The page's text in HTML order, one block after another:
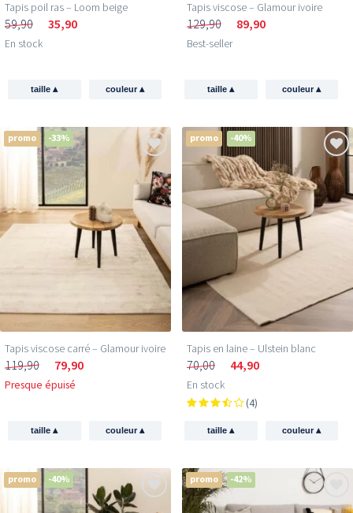
Tapis poil ras​ – Loom beige
59,90 35,90
En stock
taille▴ couleur▴
Tapis viscose – Glamour ivoire
129,90 89,90
Best-seller
taille▴ couleur▴
promo -33%
Tapis viscose carré – Glamour ivoire
119,90 79,90
Presque épuisé
taille▴ couleur▴
promo -40%
Tapis en laine – Ulstein blanc
70,00 44,90
En stock
(4)
taille▴ couleur▴
promo -40% promo -42%